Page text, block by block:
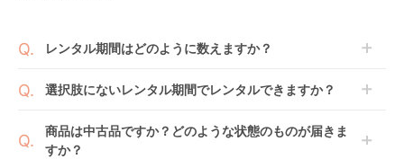
レンタル
3,300
レンタル
6,600
レンタル期間はどのように数えますか？
開始日1日目となります。
日までに配送業者（佐川急便）に商品の引渡しとなり
ます。
選択肢にないレンタル期間でレンタルできますか？
間の利用が可能です。
商品は中古品ですか？どのような状態のものが届きま
すか？